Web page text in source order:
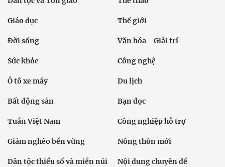
Giáo dục Thế giới
Đời sống Văn hóa - Giải trí
Sức khỏe Công nghệ
Ô tô xe máy Du lịch
Bất động sản Bạn đọc
Tuần Việt Nam Công nghiệp hỗ trợ
Giảm nghèo bền vững Nông thôn mới
Dân tộc thiểu số và miền núi Nội dung chuyên đề